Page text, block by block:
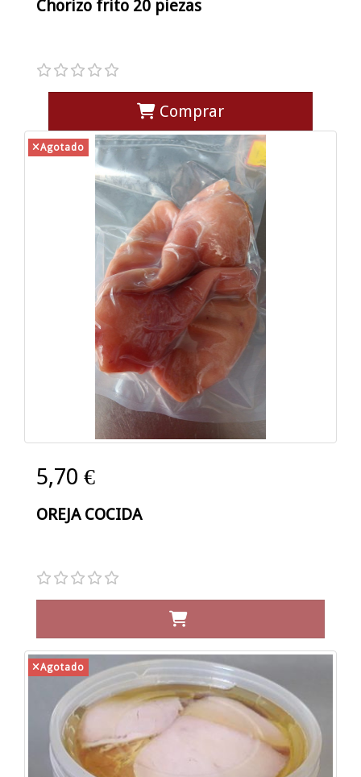
Chorizo frito 20 piezas
Comprar
Agotado
5,70 €
OREJA COCIDA
Agotado